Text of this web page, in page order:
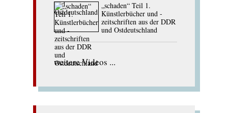
„schaden“ Teil 1.
Künstlerbücher und -
zeitschriften aus der DDR
und Ostdeutschland
weitere Videos ...